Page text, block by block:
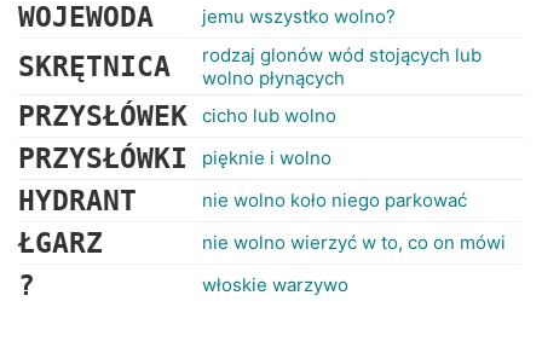
WOJEWODA jemu wszystko wolno?
SKRĘTNICA
rodzaj glonów wód stojących lub
wolno płynących
PRZYSŁÓWEK cicho lub wolno
PRZYSŁÓWKI pięknie i wolno
HYDRANT nie wolno koło niego parkować
ŁGARZ nie wolno wierzyć w to, co on mówi
? włoskie warzywo